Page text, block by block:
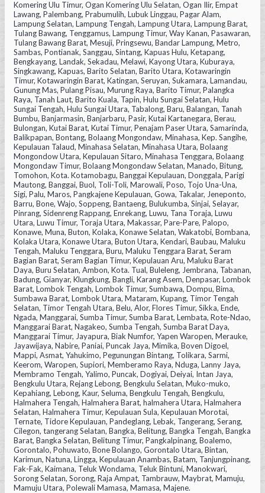
Komering Ulu Timur, Ogan Komering Ulu Selatan, Ogan Ilir, Empat
Lawang, Palembang, Prabumulih, Lubuk Linggau, Pagar Alam,
Lampung Selatan, Lampung Tengah, Lampung Utara, Lampung Barat,
Tulang Bawang, Tenggamus, Lampung Timur, Way Kanan, Pasawaran,
Tulang Bawang Barat, Mesuji, Pringsewu, Bandar Lampung, Metro,
Sambas, Pontianak, Sanggau, Sintang, Kapuas Hulu, Ketapang,
Bengkayang, Landak, Sekadau, Melawi, Kayong Utara, Kuburaya,
Singkawang, Kapuas, Barito Selatan, Barito Utara, Kotawaringin
Timur, Kotawaringin Barat, Katingan, Seruyan, Sukamara, Lamandau,
Gunung Mas, Pulang Pisau, Murung Raya, Barito Timur, Palangka
Raya, Tanah Laut, Barito Kuala, Tapin, Hulu Sungai Selatan, Hulu
Sungai Tengah, Hulu Sungai Utara, Tabalong, Baru, Balangan, Tanah
Bumbu, Banjarmasin, Banjarbaru, Pasir, Kutai Kartanegara, Berau,
Bulongan, Kutai Barat, Kutai Timur, Penajam Paser Utara, Samarinda,
Balikpapan, Bontang, Bolaang Mongondaw, Minahasa, Kep. Sangihe,
Kepulauan Talaud, Minahasa Selatan, Minahasa Utara, Bolaang
Mongondow Utara, Kepulauan Sitaro, Minahasa Tenggara, Bolaang
Mongondaw Timur, Bolaang Mongondaw Selatan, Manado, Bitung,
Tomohon, Kota. Kotamobagu, Banggai Kepulauan, Donggala, Parigi
Mautong, Banggai, Buol, Toli-Toli, Marowali, Poso, Tojo Una-Una,
Sigi, Palu, Maros, Pangkajene Kepulauan, Gowa, Takalar, Jeneponto,
Barru, Bone, Wajo, Soppeng, Bantaeng, Bulukumba, Sinjai, Selayar,
Pinrang, Sidenreng Rappang, Enrekang, Luwu, Tana Toraja, Luwu
Utara, Luwu Timur, Toraja Utara, Makassar, Pare-Pare, Palopo,
Konawe, Muna, Buton, Kolaka, Konawe Selatan, Wakatobi, Bombana,
Kolaka Utara, Konawe Utara, Buton Utara, Kendari, Baubau, Maluku
Tengah, Maluku Tenggara, Buru, Maluku Tenggara Barat, Seram
Bagian Barat, Seram Bagian Timur, Kepulauan Aru, Maluku Barat
Daya, Buru Selatan, Ambon, Kota. Tual, Buleleng, Jembrana, Tabanan,
Badung, Gianyar, Klungkung, Bangli, Karang Asem, Denpasar, Lombok
Barat, Lombok Tengah, Lombok Timur, Sumbawa, Dompu, Bima,
Sumbawa Barat, Lombok Utara, Mataram, Kupang, Timor Tengah
Selatan, Timor Tengah Utara, Belu, Alor, Flores Timur, Sikka, Ende,
Ngada, Manggarai, Sumba Timur, Sumba Barat, Lembata, Rote-Ndao,
Manggarai Barat, Nagakeo, Sumba Tengah, Sumba Barat Daya,
Manggarai Timur, Jayapura, Biak Numfor, Yapen Waropen, Merauke,
Jayawijaya, Nabire, Paniai, Puncak Jaya, Mimika, Boven Digoel,
Mappi, Asmat, Yahukimo, Pegunungan Bintang, Tolikara, Sarmi,
Keerom, Waropen, Supiori, Memberamo Raya, Nduga, Lanny Jaya,
Membramo Tengah, Yalimo, Puncak, Dogiyai, Deiyai, Intan Jaya,
Bengkulu Utara, Rejang Lebong, Bengkulu Selatan, Muko-muko,
Kepahiang, Lebong, Kaur, Seluma, Bengkulu Tengah, Bengkulu,
Halmahera Tengah, Halmahera Barat, halmahera Utara, Halmahera
Selatan, Halmahera Timur, Kepulauan Sula, Kepulauan Morotai,
Ternate, Tidore Kepulauan, Pandeglang, Lebak, Tangerang, Serang,
Cilegon, tangerang Selatan, Bangka, Belitung, Bangka Tengah, Bangka
Barat, Bangka Selatan, Belitung Timur, Pangkalpinang, Boalemo,
Gorontalo, Pohuwato, Bone Bolango, Gorontalo Utara, Bintan,
Karimun, Natuna, Lingga, Kepulauan Anambas, Batam, Tanjungpinang,
Fak-Fak, Kaimana, Teluk Wondama, Teluk Bintuni, Manokwari,
Sorong Selatan, Sorong, Raja Ampat, Tambrauw, Maybrat, Mamuju,
Mamuju Utara, Polewali Mamasa, Mamasa, Majene.